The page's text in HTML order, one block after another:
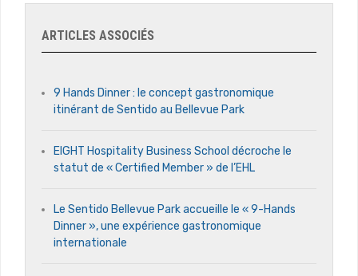
ARTICLES ASSOCIÉS
9 Hands Dinner : le concept gastronomique
itinérant de Sentido au Bellevue Park
EIGHT Hospitality Business School décroche le
statut de « Certified Member » de l’EHL
Le Sentido Bellevue Park accueille le « 9-Hands
Dinner », une expérience gastronomique
internationale